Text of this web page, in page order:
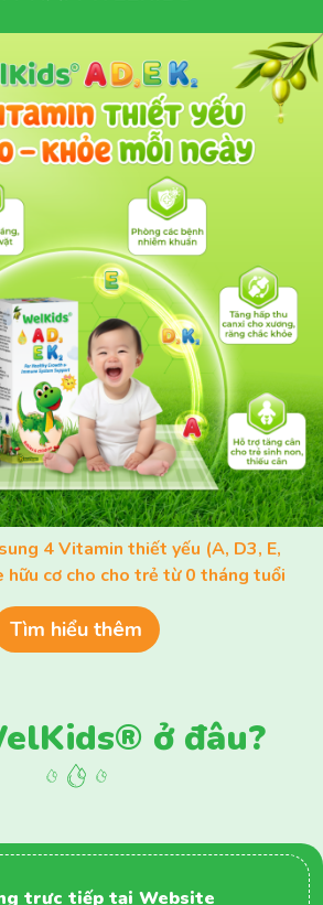
4 Vitamin thiết yếu (A, D3, E,
cơ cho cho trẻ từ 0 tháng tuổi
Tìm hiểu thêm
ở đâu?